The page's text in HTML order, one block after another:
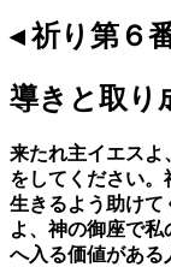
◂ 祈り第６
導きと取り
来たれ主イエスよ
をしてください。
生きるよう助けて
よ、神の御座で
へ入る価値がある